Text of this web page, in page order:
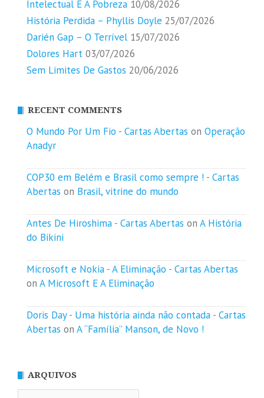
Intelectual E A Pobreza 10/08/2026
História Perdida – Phyllis Doyle 25/07/2026
Darién Gap – O Terrível 15/07/2026
Dolores Hart 03/07/2026
Sem Limites De Gastos 20/06/2026
RECENT COMMENTS
O Mundo Por Um Fio - Cartas Abertas on Operação
Anadyr
COP30 em Belém e Brasil como sempre ! - Cartas
Abertas on Brasil, vitrine do mundo
Antes De Hiroshima - Cartas Abertas on A História
do Bikini
Microsoft e Nokia - A Eliminação - Cartas Abertas
on A Microsoft E A Eliminação
Doris Day - Uma história ainda não contada - Cartas
Abertas on A “Família” Manson, de Novo !
ARQUIVOS